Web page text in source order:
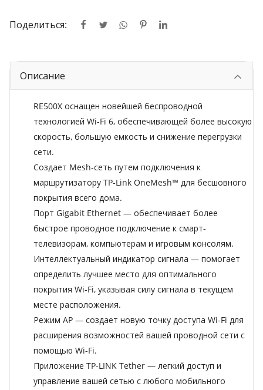
Поделиться:
Описание
RE500X оснащен новейшей беспроводной
технологией Wi-Fi 6, обеспечивающей более высокую
скорость, большую емкость и снижение перегрузки
сети.
Создает Mesh-сеть путем подключения к
маршрутизатору TP-Link OneMesh™ для бесшовного
покрытия всего дома.
Порт Gigabit Ethernet — обеспечивает более
быстрое проводное подключение к смарт-
телевизорам, компьютерам и игровым консолям.
Интеллектуальный индикатор сигнала — помогает
определить лучшее место для оптимального
покрытия Wi-Fi, указывая силу сигнала в текущем
месте расположения.
Режим AP — создает новую точку доступа Wi-Fi для
расширения возможностей вашей проводной сети с
помощью Wi-Fi.
Приложение TP-LINK Tether — легкий доступ и
управление вашей сетью с любого мобильного